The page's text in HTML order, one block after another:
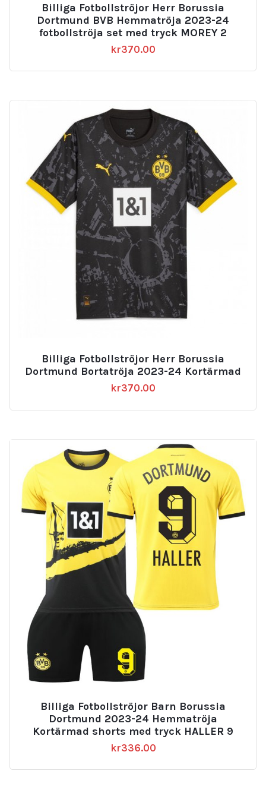
Billiga Fotbollströjor Herr Borussia
Dortmund BVB Hemmatröja 2023-24
fotbollströja set med tryck MOREY 2
kr370.00
Billiga Fotbollströjor Herr Borussia
Dortmund Bortatröja 2023-24 Kortärmad
kr370.00
Billiga Fotbollströjor Barn Borussia
Dortmund 2023-24 Hemmatröja
Kortärmad shorts med tryck HALLER 9
kr336.00